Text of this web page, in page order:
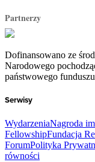
Partnerzy
Dofinansowano ze
Narodowego
państwowego
Serwisy
WydarzeniaNagroda
FellowshipFundacja
ForumPolityka
równości